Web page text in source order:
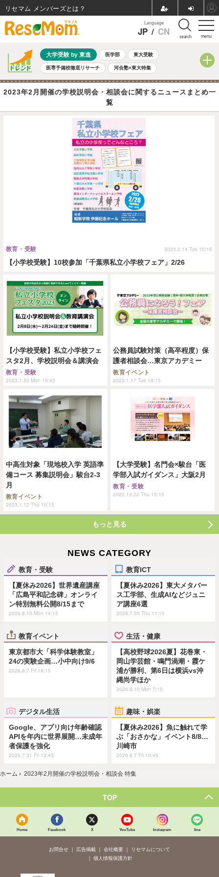
menu
Language
JP / CN search
大学受験 by 東進 医学部 東大受験
医専予備校徹底リサーチ 河合塾×東大特集
親子で考える大学選び 高校受験 中学受験 小学校受験
共通テスト 夏休み 8月開催学校説明会・相談会
全国公立高校 過去問
2023年2月開催の学校説明会・相談会に関するニュースまとめ一
覧
【小学校受験】10校参加「千葉県私立小学校フェア」2/26
教育・受験 2023.2.14 Tue 10:15
【小学校受験】私立小学校フェ
スタ2月、学校説明会＆講演会
教育・受験
2023.1.30 Mon 19:45
公務員試験対策（高卒程度）保
護者相談会…東京アカデミー
教育イベント
2023.1.17 Tue 18:15
中高生対象「現地校入学 英語準
備コース 募集説明会」駿台2-3
月
教育イベント
2023.1.12 Thu 10:15
【大学受験】名門会×駿台「医
学部入試ガイダンス」大阪2月
教育・受験
2022.12.22 Thu 15:15
もっと見る
NEWS CATEGORY
教育・受験
【夏休み2026】世界遺産講座
「広島平和記念碑」オンライ
ン特別無料公開8/15まで
2026.8.10 Mon 14:15
教育ICT
【夏休み2026】東大メタバー
ス工学部、生成AIなどジュニ
ア講座6選
2026.7.30 Thu 11:15
教育イベント
東京都市大「科学体験教室」
24の実験企画…小中向け9/6
2026.8.7 Fri 18:15
生活・健康
【高校野球2026夏】花巻東・
岡山学芸館・鳴門渦潮・霞ケ
浦が勝利、第6日は横浜vs沖
縄尚学ほか
2026.8.10 Mon 7:15
デジタル生活
Google、アプリ向け年齢確認
APIを年内に世界展開…未成年
者保護を強化
2026.7.31 Fri 13:45
趣味・娯楽
【夏休み2026】魚に触れて学
ぶ「おさかな」イベント8/8…
川崎市
2026.8.7 Fri 10:45
ホーム › 2023年2月開催の学校説明会・相談会 特集
TOP
Home Facebook X YouTube Instagram line
お問合せ 広告掲載 会社概要
リセマムについて
個人情報保護方針
リセマム メンバーズ